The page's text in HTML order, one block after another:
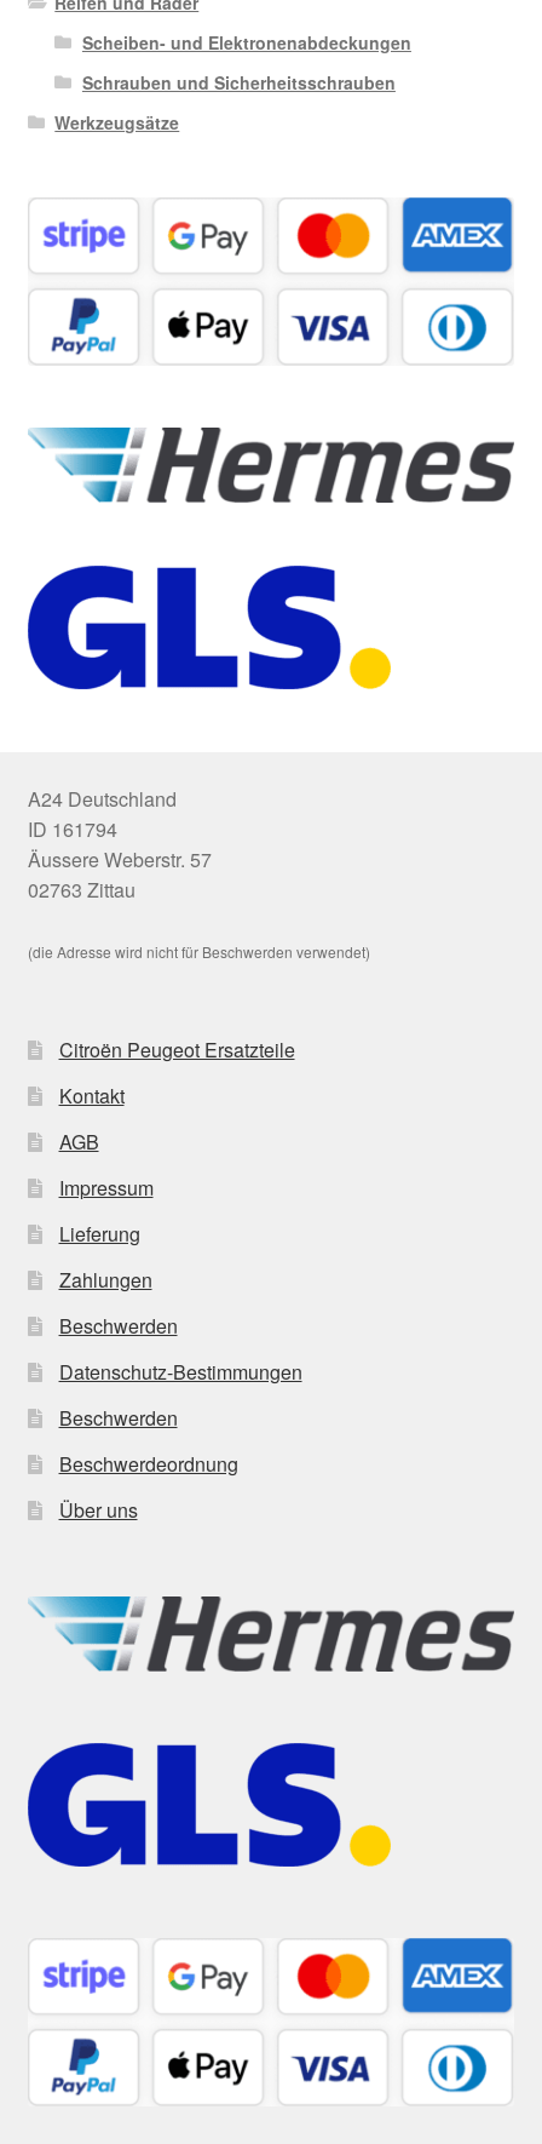
Scheiben- und Elektronenabdeckungen
Schrauben und Sicherheitsschrauben
Werkzeugsätze
A24 Deutschland
ID 161794
Äussere Weberstr. 57
02763 Zittau
(die Adresse wird nicht für Beschwerden verwendet)
Citroën Peugeot Ersatzteile
Kontakt
AGB
Impressum
Lieferung
Zahlungen
Beschwerden
Datenschutz-Bestimmungen
Beschwerden
Beschwerdeordnung
Über uns